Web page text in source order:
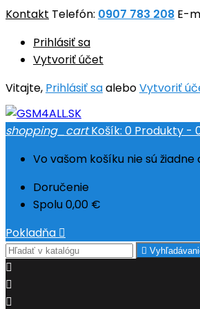
Kontakt Telefón: 0907 783 208 E-
Prihlásiť sa
Vytvoriť účet
Vitajte, Prihlásiť saaleboVytvoriť
shopping_cart Košík: 0 Produkty -
Vo vašom košíku nie sú
Doručenie
Spolu0,00 €
Pokladňa 



